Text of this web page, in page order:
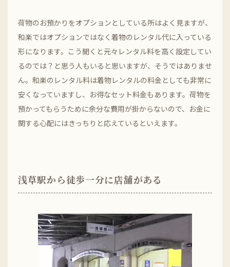
荷物のお預かりをオプションとしている所はよく見ますが、
和楽ではオプションではなく着物のレンタル代に入っている
形になります。こう聞くと元々レンタル料を高く設定してい
るのでは？と思う人もいると思いますが、そうではありませ
ん。和楽のレンタル料は着物レンタルの料金としても非常に
安くなっていますし、お得なセット料金もあります。荷物を
預かってもらうために余分な費用が掛からないので、お金に
関する心配にはきっちりと応えているといえます。
浅草駅から徒歩一分に店舗がある